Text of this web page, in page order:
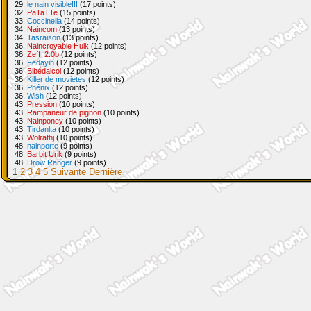
29. le nain visible!!! (17 points)
32. PaTaTTe (15 points)
33. Coccinella (14 points)
34. Naincom (13 points)
34. Tasraison(13 points)
36. Naincroyable Hulk (12 points)
36. Zeff_2.0b(12 points)
36. Fedayin (12 points)
36.Bibédalcol (12 points)
36.Killer de movietes (12 points)
36. Phénix (12 points)
36. Wish (12 points)
43. Pression (10 points)
43. Rampaneur de pignon (10 points)
43. Nainponey (10 points)
43. Tirdanlta (10 points)
43. Wolrathj (10 points)
48. nainporte (9 points)
48. Barbit Urik(9 points)
48. Drow Ranger (9 points)
1 2 3 4 5 Suivante Dernière